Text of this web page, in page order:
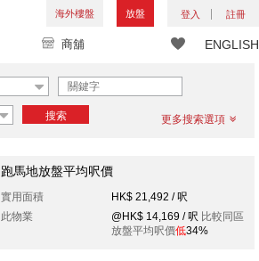
海外樓盤 放盤 登入 註冊
ENGLISH
商舖
搜索 更多搜索選項
跑馬地放盤平均呎價
實用面積
HK$ 21,492 / 呎
此物業
@HK$ 14,169 / 呎 比較同區
放盤平均呎價低34%